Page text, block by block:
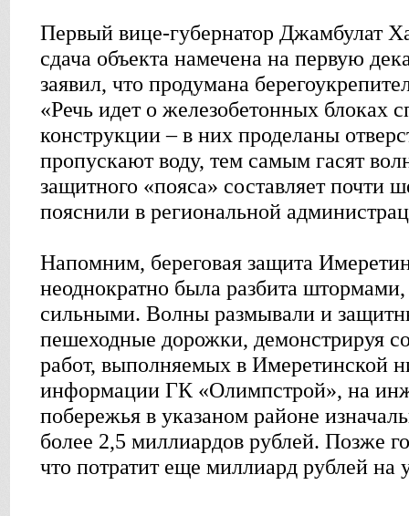
Первый вице-губернатор Джамбулат
сдача объекта намечена на первую
заявил, что продумана
«Речь идет о железобетонных блоках
конструкции – в них проделаны
пропускают воду, тем самым гасят
защитного «пояса» составляет почти
пояснили в региональной
Напомним, береговая защита
неоднократно была разбита
сильными. Волны размывали и
пешеходные дорожки, демонстрируя
работ, выполняемых в Имеретинской
информации ГК «Олимпстрой», на
побережья в указаном районе
более 2,5 миллиардов рублей. Позже
что потратит еще миллиард рублей на